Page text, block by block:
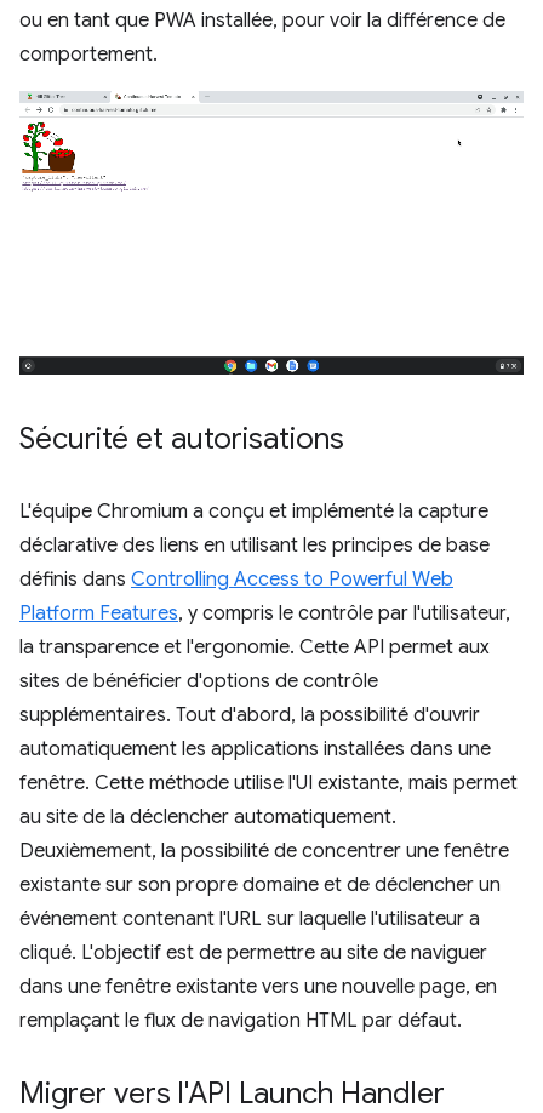
ou en tant que PWA installée, pour voir la différence de
comportement.
Sécurité et autorisations
L'équipe Chromium a conçu et implémenté la capture
déclarative des liens en utilisant les principes de base
définis dans Controlling Access to Powerful Web
Platform Features, y compris le contrôle par l'utilisateur,
la transparence et l'ergonomie. Cette API permet aux
sites de bénéficier d'options de contrôle
supplémentaires. Tout d'abord, la possibilité d'ouvrir
automatiquement les applications installées dans une
fenêtre. Cette méthode utilise l'UI existante, mais permet
au site de la déclencher automatiquement.
Deuxièmement, la possibilité de concentrer une fenêtre
existante sur son propre domaine et de déclencher un
événement contenant l'URL sur laquelle l'utilisateur a
cliqué. L'objectif est de permettre au site de naviguer
dans une fenêtre existante vers une nouvelle page, en
remplaçant le flux de navigation HTML par défaut.
Migrer vers l'API Launch Handler